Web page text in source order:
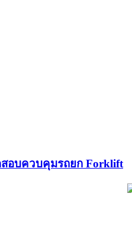
สอบควบคุมรถยก Forklift​